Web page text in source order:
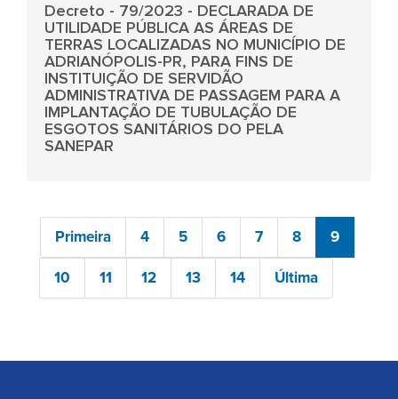
Decreto - 79/2023 - DECLARADA DE
UTILIDADE PÚBLICA AS ÁREAS DE
TERRAS LOCALIZADAS NO MUNICÍPIO DE
ADRIANÓPOLIS-PR, PARA FINS DE
INSTITUIÇÃO DE SERVIDÃO
ADMINISTRATIVA DE PASSAGEM PARA A
IMPLANTAÇÃO DE TUBULAÇÃO DE
ESGOTOS SANITÁRIOS DO PELA
SANEPAR
Primeira 4 5 6 7 8 9
10 11 12 13 14 Última